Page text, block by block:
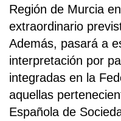
Región de Murcia
extraordinario
Además, pasará a
interpretación por
integradas en la
aquellas
Española de